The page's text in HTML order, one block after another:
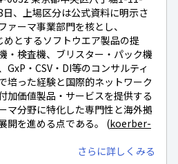
、上場区分は公式資料に明示さ
ーマ事業部門を核とし、
めとするソフトウエア製品の提
・検査機、ブリスター・パック機
GxP・CSV・DI等のコンサルティ
培った経験と国際的ネットワーク
加価値製品・サービスを提供する
マ分野に特化した専門性と海外拠
開を進める点である。 (koerber-
さらに詳しくみる